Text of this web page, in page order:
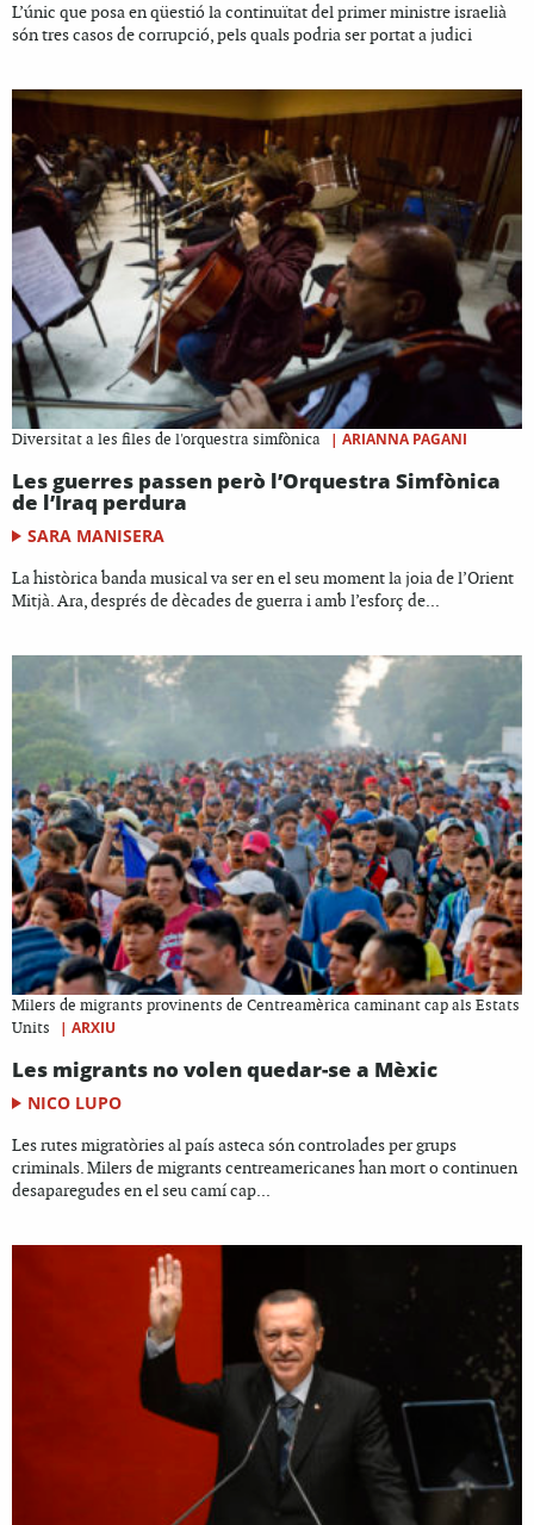
L’únic que posa en qüestió la continuïtat del primer ministre israelià
són tres casos de corrupció, pels quals podria ser portat a judici
Diversitat a les files de l'orquestra simfònica | ARIANNA PAGANI
Les guerres passen però l’Orquestra Simfònica
de l’Iraq perdura
SARA MANISERA
La històrica banda musical va ser en el seu moment la joia de l’Orient
Mitjà. Ara, després de dècades de guerra i amb l’esforç de...
Milers de migrants provinents de Centreamèrica caminant cap als Estats
Units
| ARXIU
Les migrants no volen quedar-se a Mèxic
NICO LUPO
Les rutes migratòries al país asteca són controlades per grups
criminals. Milers de migrants centreamericanes han mort o continuen
desaparegudes en el seu camí cap...